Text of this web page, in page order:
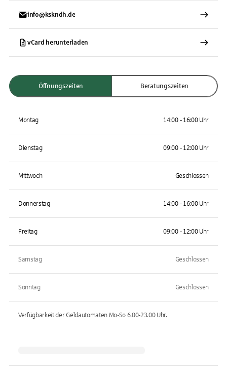
info@kskndh.de
vCard herunterladen
Öffnungszeiten Beratungszeiten
Montag 14:00 - 16:00 Uhr
Dienstag 09:00 - 12:00 Uhr
Mittwoch Geschlossen
Donnerstag 14:00 - 16:00 Uhr
Freitag 09:00 - 12:00 Uhr
Samstag Geschlossen
Sonntag Geschlossen
Verfügbarkeit der Geldautomaten Mo-So 6.00-23.00Uhr.